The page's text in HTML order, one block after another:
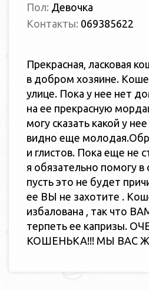
Пол: Девочка
Контакты: 069385622
Прекрасная, ласковая
в добром хозяине.
улице. Пока у нее нет
на ее прекрасную
могу сказать какой у
видно еще
и глистов. Пока еще не
я обязательно помогу в
пусть это не будет
ее ВЫ не захотите .
избалована , так что
терпеть ее капризы.
КОШЕНЬКА!!! МЫ ВАС